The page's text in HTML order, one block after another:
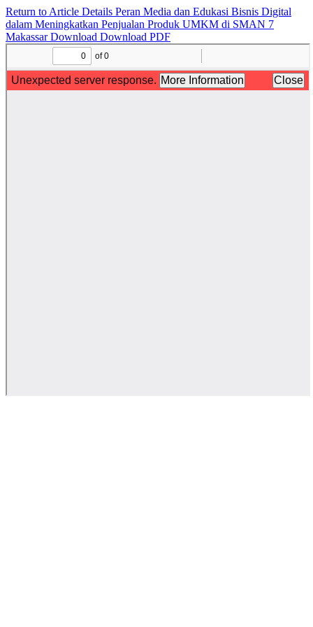
Return to Article Details Peran Media dan Edukasi Bisnis Digital
dalam Meningkatkan Penjualan Produk UMKM di SMAN 7
MakassarDownload Download PDF